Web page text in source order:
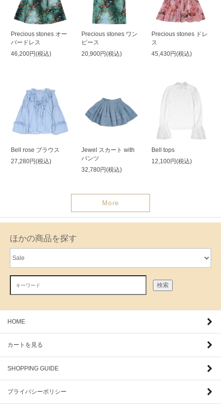
Precious stones オー
バードレス
46,200円(税込)
Precious stones ワン
ピース
20,900円(税込)
Precious stones ドレ
ス
45,430円(税込)
Bell rose ブラウス
27,280円(税込)
Jewel スカート with
パンツ
32,780円(税込)
Bell tops
12,100円(税込)
More
ほかの商品を探す
検索
HOME
カートを見る
SHOPPING GUIDE
プライバシーポリシー